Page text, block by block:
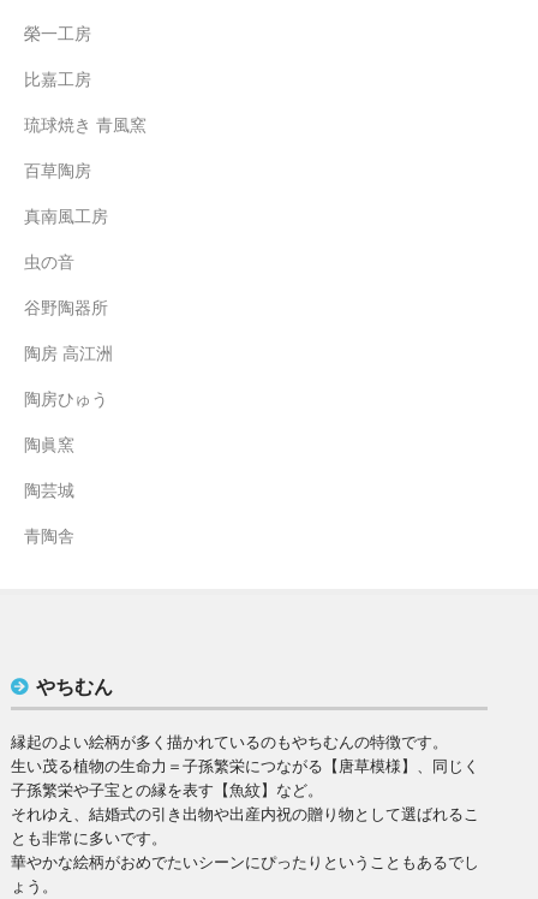
榮一工房
比嘉工房
琉球焼き 青風窯
百草陶房
真南風工房
虫の音
谷野陶器所
陶房 高江洲
陶房ひゅう
陶眞窯
陶芸城
青陶舎
やちむん
縁起のよい絵柄が多く描かれているのもやちむんの特徴です。
生い茂る植物の生命力＝子孫繁栄につながる【唐草模様】、同じく
子孫繁栄や子宝との縁を表す【魚紋】など。
それゆえ、結婚式の引き出物や出産内祝の贈り物として選ばれるこ
とも非常に多いです。
華やかな絵柄がおめでたいシーンにぴったりということもあるでし
ょう。